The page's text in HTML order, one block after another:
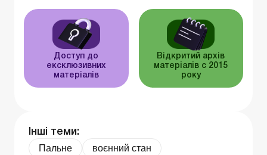
Доступ до
ексклюзивних
матеріалів
Відкритий архів
матеріалів c 2015
року
Інші теми:
Пальне
воєнний стан